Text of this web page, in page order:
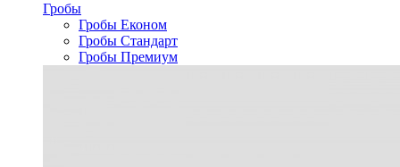
Гробы
Гробы Економ
Гробы Стандарт
Гробы Премиум